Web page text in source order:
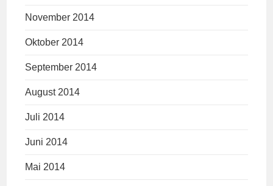
November 2014
Oktober 2014
September 2014
August 2014
Juli 2014
Juni 2014
Mai 2014